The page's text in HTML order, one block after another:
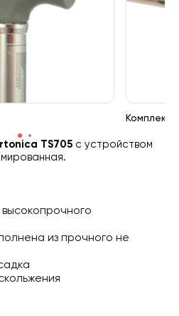
TS705с устройством
из прочного не